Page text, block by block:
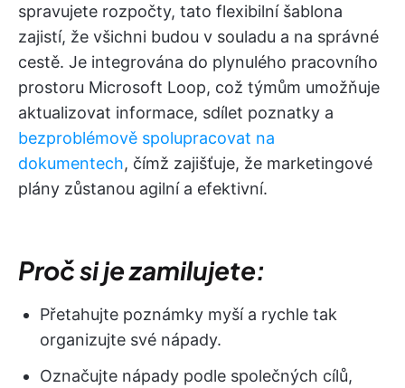
spravujete rozpočty, tato flexibilní šablona
zajistí, že všichni budou v souladu a na správné
cestě. Je integrována do plynulého pracovního
prostoru Microsoft Loop, což týmům umožňuje
aktualizovat informace, sdílet poznatky a
bezproblémově spolupracovat na
dokumentech, čímž zajišťuje, že marketingové
plány zůstanou agilní a efektivní.
Proč si je zamilujete:
Přetahujte poznámky myší a rychle tak
organizujte své nápady.
Označujte nápady podle společných cílů,